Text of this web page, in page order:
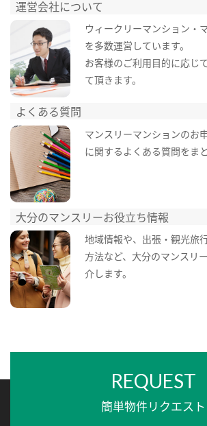
運営会社について
ウィークリーマンション・
を多数運営しています。
お客様のご利用目的に応じ
て頂きます。
よくある質問
マンスリーマンションのお
に関するよくある質問をま
大分のマンスリーお役立ち情報
地域情報や、出張・観光旅
方法など、大分のマンスリ
介します。
REQUEST
簡単物件リクエスト